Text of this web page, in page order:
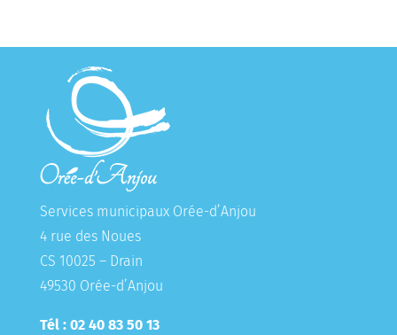
Services municipaux Orée-d’Anjou
4 rue des Noues
CS 10025 – Drain
49530 Orée-d’Anjou
Tél : 02 40 83 50 13